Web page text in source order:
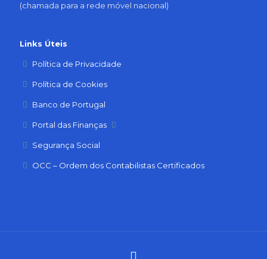
(chamada para a rede móvel nacional)
Links Úteis
Política de Privacidade
Política de Cookies
Banco de Portugal
Portal das Finanças
Segurança Social
OCC – Ordem dos Contabilistas Certificados